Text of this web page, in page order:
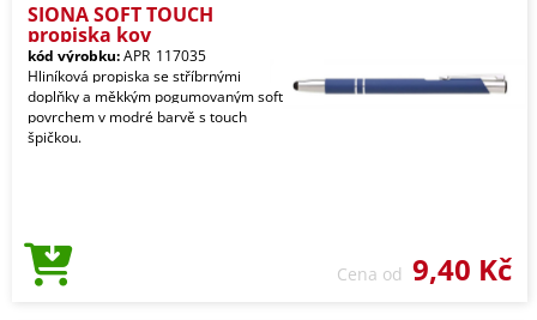
SIONA SOFT TOUCH
propiska kov
kód výrobku:APR_117035
Hliníková propiska se stříbrnými
doplňky a měkkým pogumovaným soft
povrchem v modré barvě s touch
špičkou.
Cena od 9,40 Kč